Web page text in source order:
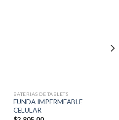
BATERIAS DE TABLETS
FUNDA IMPERMEABLE
CELULAR